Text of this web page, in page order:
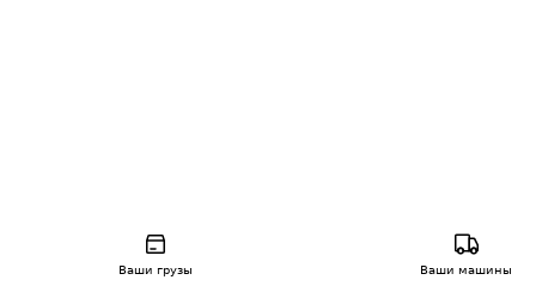
Ваши грузы Ваши машины